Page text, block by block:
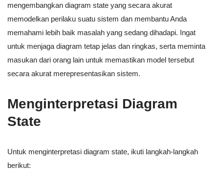
mengembangkan diagram state yang secara akurat
memodelkan perilaku suatu sistem dan membantu Anda
memahami lebih baik masalah yang sedang dihadapi. Ingat
untuk menjaga diagram tetap jelas dan ringkas, serta meminta
masukan dari orang lain untuk memastikan model tersebut
secara akurat merepresentasikan sistem.
Menginterpretasi Diagram
State
Untuk menginterpretasi diagram state, ikuti langkah-langkah
berikut: